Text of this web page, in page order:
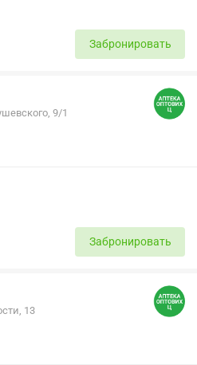
Забронировать
9/1
Забронировать
13